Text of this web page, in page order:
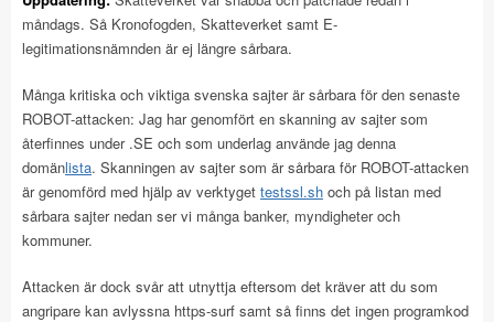
måndags. Så Kronofogden, Skatteverket samt E-
legitimationsnämnden är ej längre sårbara.
Många kritiska och viktiga svenska sajter är sårbara för den senaste
ROBOT-attacken: Jag har genomfört en skanning av sajter som
återfinnes under .SE och som underlag använde jag denna
domänlista. Skanningen av sajter som är sårbara för ROBOT-attacken
är genomförd med hjälp av verktyget testssl.sh och på listan med
sårbara sajter nedan ser vi många banker, myndigheter och
kommuner.
Attacken är dock svår att utnyttja eftersom det kräver att du som
angripare kan avlyssna https-surf samt så finns det ingen programkod